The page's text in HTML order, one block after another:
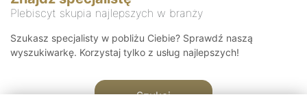
Plebiscyt skupia najlepszych w branży
Szukasz specjalisty w pobliżu Ciebie? Sprawdź naszą
wyszukiwarkę. Korzystaj tylko z usług najlepszych!